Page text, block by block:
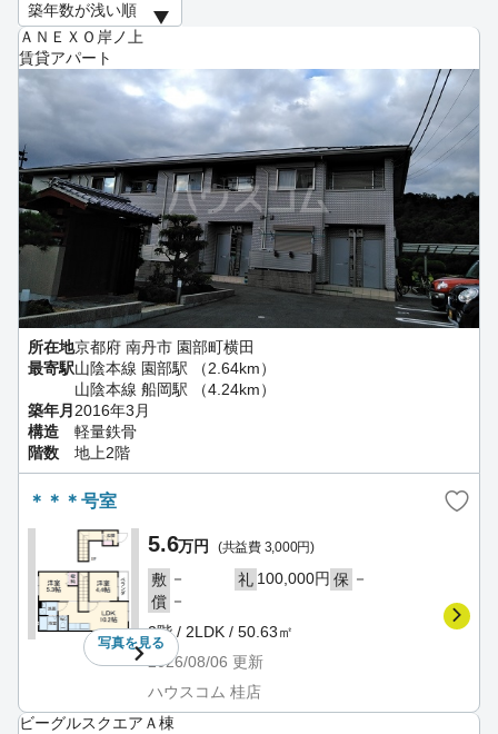
ＡＮＥＸＯ岸ノ上
賃貸アパート
所在地京都府 南丹市 園部町横田
最寄駅山陰本線 園部駅 （2.64km）
山陰本線 船岡駅 （4.24km）
築年月 2016年3月
構造
軽量鉄骨
階数
地上2階
＊＊＊号室
写真を見る
5.6万円 (共益費 3,000円)
敷 － 礼 100,000円 保 －
償 －
2階 / 2LDK / 50.63㎡
2026/08/06 更新
ハウスコム 桂店
ビーグルスクエアＡ棟